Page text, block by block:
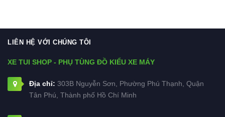
LIÊN HỆ VỚI CHÚNG TÔI
XE TUI SHOP - PHỤ TÙNG ĐỒ KIỂU XE MÁY
Địa chỉ: 303B Nguyễn Sơn, Phường Phú Thạnh, Quận
Tân Phú, Thành phố Hồ Chí Minh